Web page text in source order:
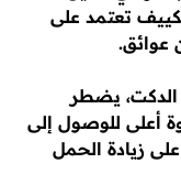
تعتمد على
عوائق.
الدكت، يضطر
أعلى للوصول إلى
زيادة الحمل